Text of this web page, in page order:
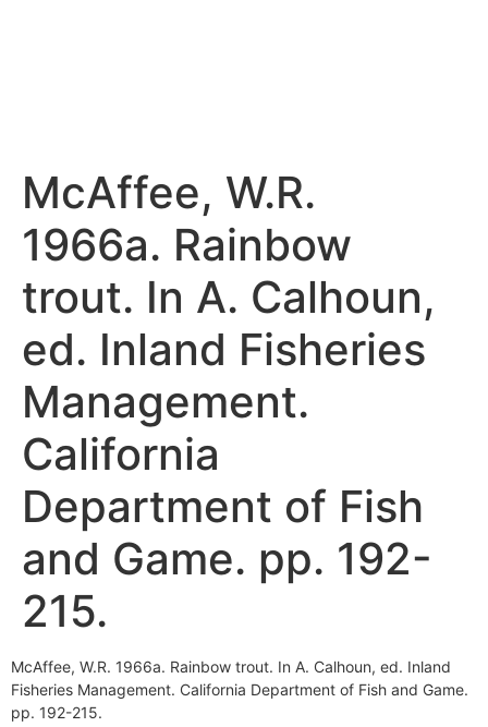
McAffee, W.R.
1966a. Rainbow
trout. In A. Calhoun,
ed. Inland Fisheries
Management.
California
Department of Fish
and Game. pp. 192-
215.
McAffee, W.R. 1966a. Rainbow trout. In A. Calhoun, ed. Inland
Fisheries Management. California Department of Fish and Game.
pp. 192-215.